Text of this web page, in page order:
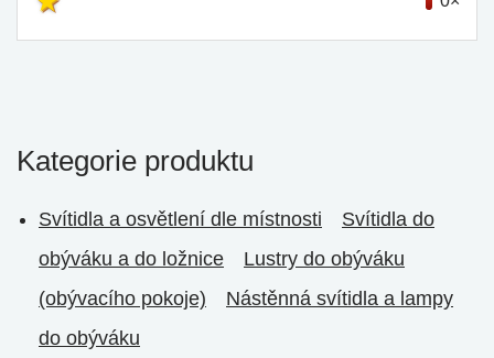
Kategorie produktu
Svítidla a osvětlení dle místnosti
Svítidla do
obýváku a do ložnice
Lustry do obýváku
(obývacího pokoje)
Nástěnná svítidla a lampy
do obýváku